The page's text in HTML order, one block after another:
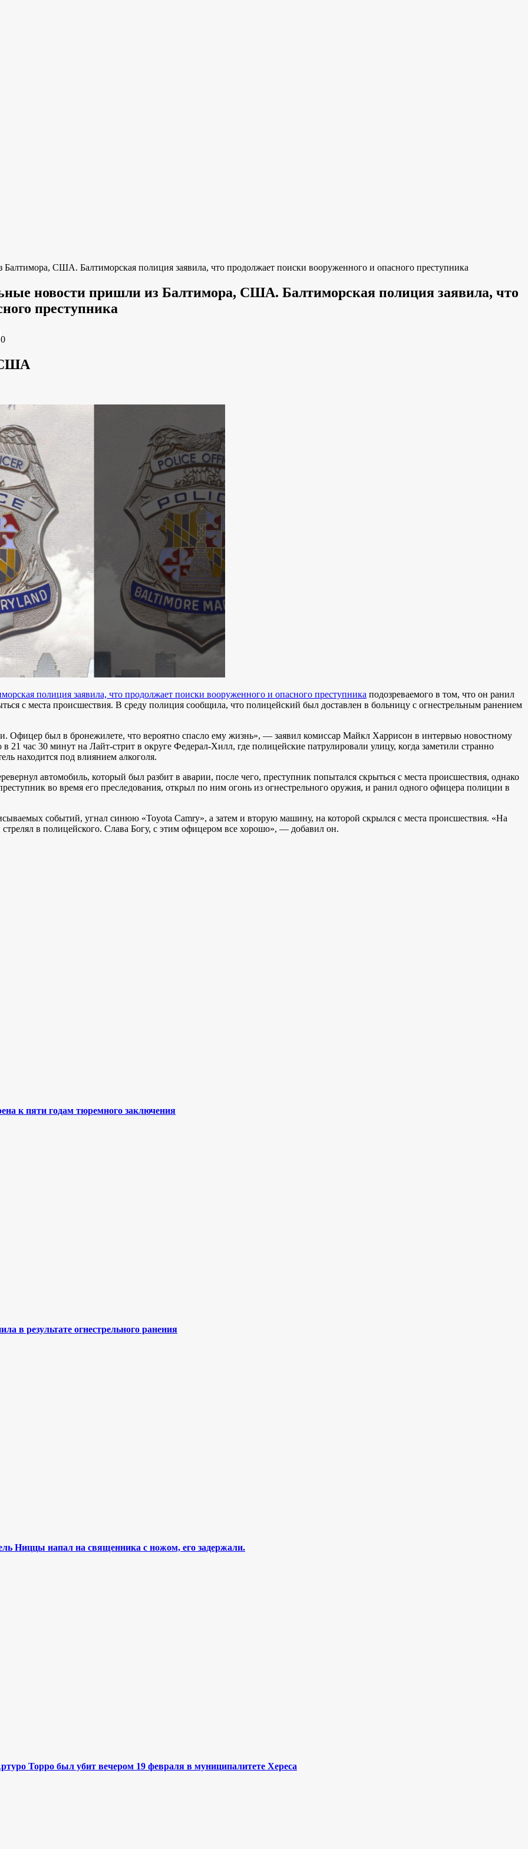
США. Балтиморская полиция заявила, что продолжает поиски вооруженного и опасного преступника
новости пришли из Балтимора, США. Балтиморская полиция заявила, что
преступника
0
США
полиция заявила, что продолжает поиски вооруженного и опасного преступника подозреваемого в том, что он ранил
с места происшествия. В среду полиция сообщила, что полицейский был доставлен в больницу с огнестрельным ранением
Офицер был в бронежилете, что вероятно спасло ему жизнь», — заявил комиссар Майкл Харрисон в интервью новостному
час 30 минут на Лайт-стрит в округе Федерал-Хилл, где полицейские патрулировали улицу, когда заметили странно
находится под влиянием алкоголя.
автомобиль, который был разбит в аварии, после чего, преступник попытался скрыться с места происшествия, однако
во время его преследования, открыл по ним огонь из огнестрельного оружия, и ранил одного офицера полиции в
событий, угнал синюю «Toyota Camry», а затем и вторую машину, на которой скрылся с места происшествия. «На
в полицейского. Слава Богу, с этим офицером все хорошо», — добавил он.
к пяти годам тюремного заключения
в результате огнестрельного ранения
Ниццы напал на священника с ножом, его задержали.
Торро был убит вечером 19 февраля в муниципалитете Хереса